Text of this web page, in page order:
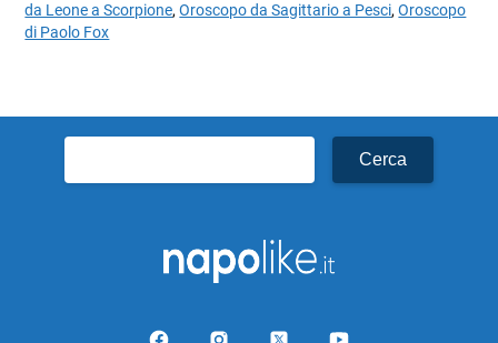
da Leone a Scorpione,Oroscopo da Sagittario a Pesci,Oroscopo
di Paolo Fox
per: